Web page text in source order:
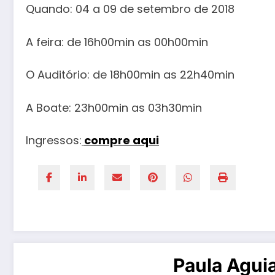
Quando: 04 a 09 de setembro de 2018
A feira: de 16h00min as 00h00min
O Auditório: de 18h00min as 22h40min
A Boate: 23h00min as 03h30min
Ingressos: compre aqui
Paula